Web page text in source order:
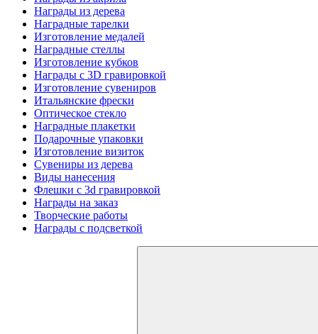
Награды из дерева
Наградные тарелки
Изготовление медалей
Наградные стеллы
Изготовление кубков
Награды с 3D гравировкой
Изготовление сувениров
Итальянские фрески
Оптическое стекло
Наградные плакетки
Подарочные упаковки
Изготовление визиток
Сувениры из дерева
Виды нанесения
Флешки с 3d гравировкой
Награды на заказ
Творческие работы
Награды с подсветкой